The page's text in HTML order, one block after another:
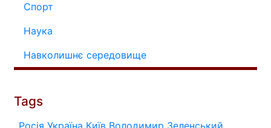
Спорт
Наука
Навколишнє середовище
Tags